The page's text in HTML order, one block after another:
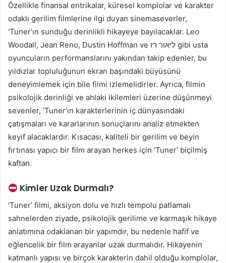
Özellikle finansal entrikalar, küresel komplolar ve karakter
odaklı gerilim filmlerine ilgi duyan sinemaseverler,
‘Tuner’ın sunduğu derinlikli hikayeye bayılacaklar. Leo
Woodall, Jean Reno, Dustin Hoffman ve ליאור רז gibi usta
oyuncuların performanslarını yakından takip edenler, bu
yıldızlar topluluğunun ekran başındaki büyüsünü
deneyimlemek için bile filmi izlemelidirler. Ayrıca, filmin
psikolojik derinliği ve ahlaki ikilemleri üzerine düşünmeyi
sevenler, ‘Tuner’ın karakterlerinin iç dünyasındaki
çatışmaları ve kararlarının sonuçlarını analiz etmekten
keyif alacaklardır. Kısacası, kaliteli bir gerilim ve beyin
fırtınası yapıcı bir film arayan herkes için ‘Tuner’ biçilmiş
kaftan.
Kimler Uzak Durmalı?
‘Tuner’ filmi, aksiyon dolu ve hızlı tempolu patlamalı
sahnelerden ziyade, psikolojik gerilime ve karmaşık hikaye
anlatımına odaklanan bir yapımdır, bu nedenle hafif ve
eğlencelik bir film arayanlar uzak durmalıdır. Hikayenin
katmanlı yapısı ve birçok karakterin dahil olduğu komplolar,